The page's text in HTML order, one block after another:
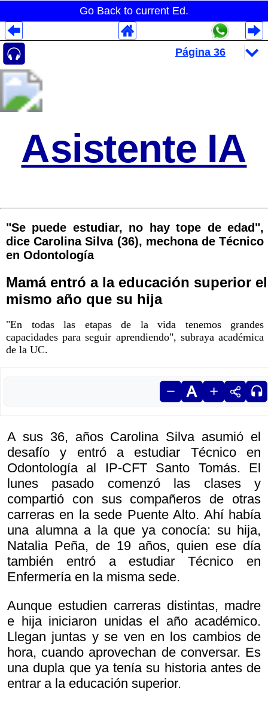
Go Back to current Ed.
Asistente IA
"Se puede estudiar, no hay tope de edad",
dice Carolina Silva (36), mechona de Técnico
en Odontología
Mamá entró a la educación superior el
mismo año que su hija
"En todas las etapas de la vida tenemos grandes
capacidades para seguir aprendiendo", subraya académica
de la UC.
A sus 36, años Carolina Silva asumió el
desafío y entró a estudiar Técnico en
Odontología al IP-CFT Santo Tomás. El
lunes pasado comenzó las clases y
compartió con sus compañeros de otras
carreras en la sede Puente Alto. Ahí había
una alumna a la que ya conocía: su hija,
Natalia Peña, de 19 años, quien ese día
también entró a estudiar Técnico en
Enfermería en la misma sede.
Aunque estudien carreras distintas, madre
e hija iniciaron unidas el año académico.
Llegan juntas y se ven en los cambios de
hora, cuando aprovechan de conversar. Es
una dupla que ya tenía su historia antes de
entrar a la educación superior.
Despliegues Analytics
Despliegues Totales
Despliegues por Rubros